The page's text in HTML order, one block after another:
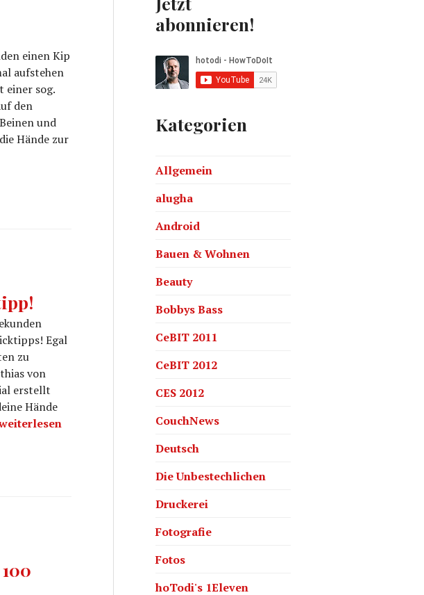
einen Kip
aufstehen
einer sog.
den
und
Hände zur
Egal
zu
von
erstellt
Hände
lernen – Quicktipp!
abonnieren!
Kategorien
Allgemein
alugha
Android
Bauen & Wohnen
Beauty
Bobbys Bass
CeBIT 2011
CeBIT 2012
CES 2012
CouchNews
Deutsch
Die Unbestechlichen
Druckerei
Fotografie
Fotos
hoTodi's 1Eleven